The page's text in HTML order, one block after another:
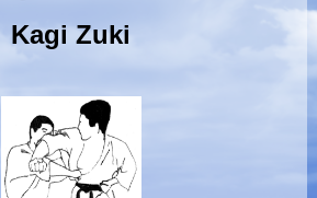
Kagi Zuki